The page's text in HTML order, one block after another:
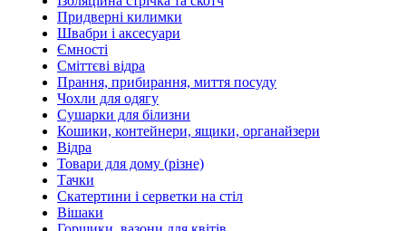
Придверні килимки
Швабри і аксесуари
Ємності
Сміттєві відра
Прання, прибирання, миття посуду
Чохли для одягу
Сушарки для білизни
Кошики, контейнери, ящики, органайзери
Відра
Товари для дому (різне)
Тачки
Скатертини і серветки на стіл
Вішаки